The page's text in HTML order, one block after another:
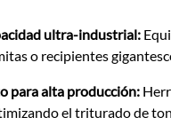
ultra-industrial:
o recipientes
para alta producción:
el triturado de